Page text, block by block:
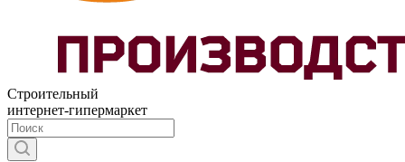
Строительный
интернет-гипермаркет